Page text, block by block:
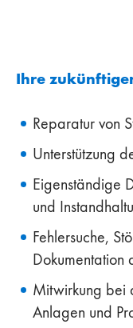
Ihre
Reparatur von
Unterstützung
Eigenständige
und
Fehlersuche,
Dokumentation
Mitwirkung bei
Anlagen und